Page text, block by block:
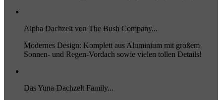
Alpha Dachzelt von The Bush Company...
Modernes Design: Komplett aus Aluminium mit großem
Sonnen- und Regen-Vordach sowie vielen tollen Details!
Das Yuna-Dachzelt Family...